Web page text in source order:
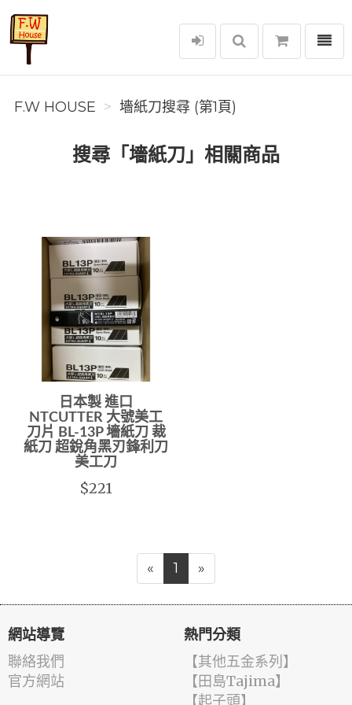
F.W House
選單
F.W HOUSE 墻紙刀搜尋 (第1頁)
搜尋「墻紙刀」相關商品
日本製 進口
NTCUTTER 大號美工
刀片 BL-13P 墻紙刀 裁
紙刀 超銳角黑刃鋒利刀
美工刀
$221
« 1 »
網站導覽
聯絡我們
官方網站
熱門分類
【其他五金系列】
【田島Tajima】
【起子頭】